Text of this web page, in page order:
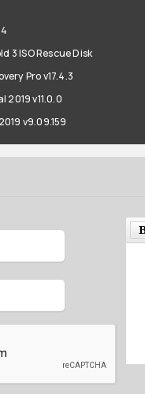
3 ISO Rescue Disk
Pro v17.4.3
2019 v11.0.0
v9.09.159